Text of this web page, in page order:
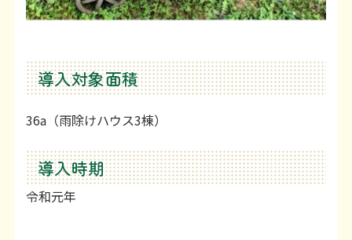
導入対象面積
36a（雨除けハウス3棟）
導入時期
令和元年